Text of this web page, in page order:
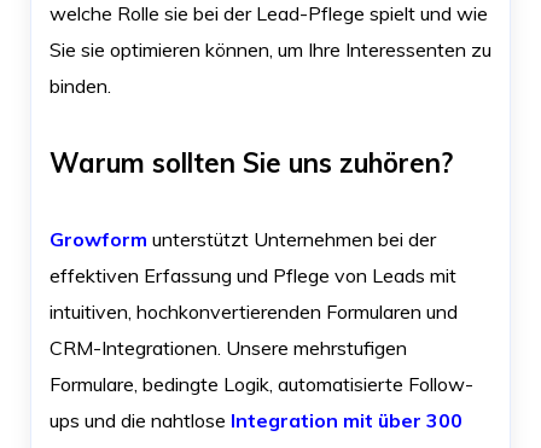
welche Rolle sie bei der Lead-Pflege spielt und wie
Sie sie optimieren können, um Ihre Interessenten zu
binden.
Warum sollten Sie uns zuhören?
Growform unterstützt Unternehmen bei der
effektiven Erfassung und Pflege von Leads mit
intuitiven, hochkonvertierenden Formularen und
CRM-Integrationen. Unsere mehrstufigen
Formulare, bedingte Logik, automatisierte Follow-
ups und die nahtlose Integration mit über 300